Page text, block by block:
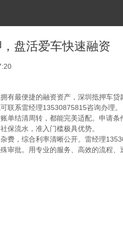
盘活爱车快速融资
最便捷的融资资产，深圳抵押车贷
联系雷经理13530875815咨询办理。
结清周转，都能完美适配。申请条
保流水，准入门槛极具优势。
费，综合利率清晰公开。雷经理
审批。用专业的服务、高效的流程